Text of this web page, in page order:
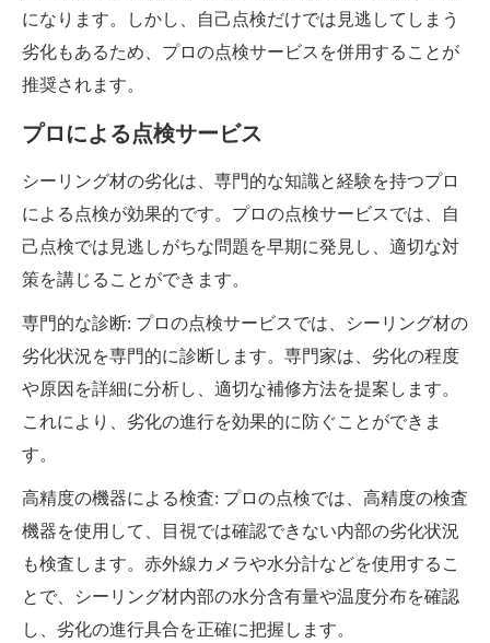
になります。しかし、自己点検だけでは見逃してしまう
劣化もあるため、プロの点検サービスを併用することが
推奨されます。
プロによる点検サービス
シーリング材の劣化は、専門的な知識と経験を持つプロ
による点検が効果的です。プロの点検サービスでは、自
己点検では見逃しがちな問題を早期に発見し、適切な対
策を講じることができます。
専門的な診断: プロの点検サービスでは、シーリング材の
劣化状況を専門的に診断します。専門家は、劣化の程度
や原因を詳細に分析し、適切な補修方法を提案します。
これにより、劣化の進行を効果的に防ぐことができま
す。
高精度の機器による検査: プロの点検では、高精度の検査
機器を使用して、目視では確認できない内部の劣化状況
も検査します。赤外線カメラや水分計などを使用するこ
とで、シーリング材内部の水分含有量や温度分布を確認
し、劣化の進行具合を正確に把握します。